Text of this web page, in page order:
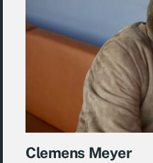
Clemens Meyer